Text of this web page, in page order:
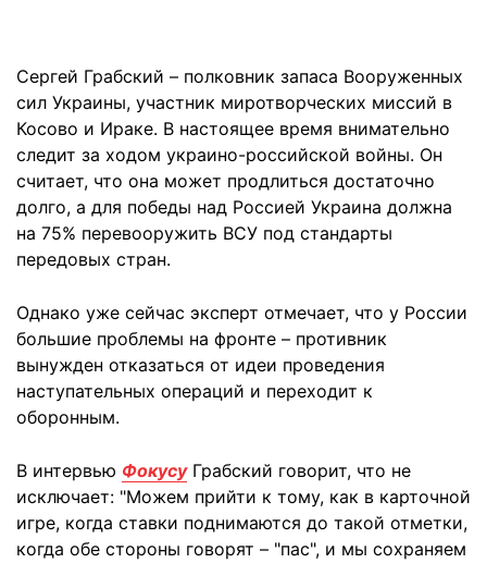
Сергей Грабский – полковник запаса Вооруженных
сил Украины, участник миротворческих миссий в
Косово и Ираке. В настоящее время внимательно
следит за ходом украино-российской войны. Он
считает, что она может продлиться достаточно
долго, а для победы над Россией Украина должна
на 75% перевооружить ВСУ под стандарты
передовых стран.
Однако уже сейчас эксперт отмечает, что у России
большие проблемы на фронте – противник
вынужден отказаться от идеи проведения
наступательных операций и переходит к
оборонным.
В интервью ФокусуГрабский говорит, что не
исключает: "Можем прийти к тому, как в карточной
игре, когда ставки поднимаются до такой отметки,
когда обе стороны говорят – "пас", и мы сохраняем